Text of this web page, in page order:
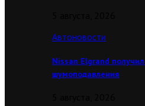
Автоновости
Nissan Elgrand
шумоподавления